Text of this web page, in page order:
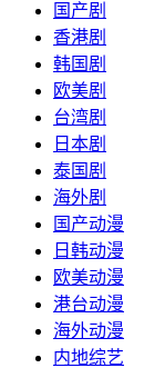
国产剧
香港剧
韩国剧
欧美剧
台湾剧
日本剧
泰国剧
海外剧
国产动漫
日韩动漫
欧美动漫
港台动漫
海外动漫
内地综艺